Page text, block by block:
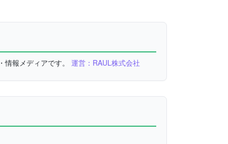
報メディアです。 運営：RAUL株式会社